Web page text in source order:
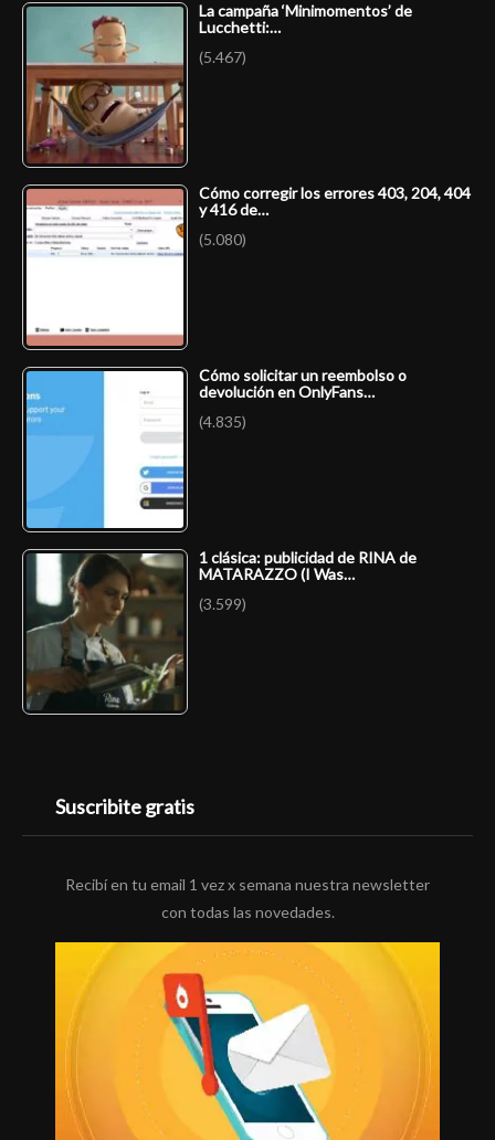
La campaña ‘Minimomentos’ de
Lucchetti:…
(5.467)
Cómo corregir los errores 403, 204, 404
y 416 de…
(5.080)
Cómo solicitar un reembolso o
devolución en OnlyFans…
(4.835)
1 clásica: publicidad de RINA de
MATARAZZO (I Was…
(3.599)
Suscribite gratis
Recibí en tu email 1 vez x semana nuestra newsletter
con todas las novedades.